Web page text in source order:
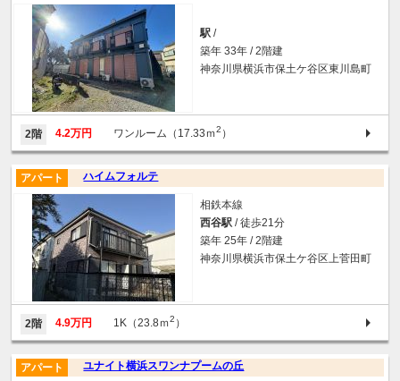
駅 /
築年 33年 / 2階建
神奈川県横浜市保土ケ谷区東川島町
2階 4.2万円 ワンルーム（17.33ｍ2 ）
ハイムフォルテ
アパート
相鉄本線
西谷駅 / 徒歩21分
築年 25年 / 2階建
神奈川県横浜市保土ケ谷区上菅田町
2階 4.9万円 1K（23.8ｍ2 ）
ユナイト横浜スワンナプームの丘
アパート